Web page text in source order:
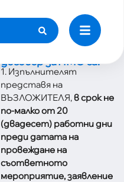
Новите изисквания
при сключване на
договор за ПМО са:
1. Изпълнителят
представя на
ВЪЗЛОЖИТЕЛЯ, в срок не
по-малко от 20
(двадесет) работни дни
преди датата на
провеждане на
съответното
мероприятие, заявление